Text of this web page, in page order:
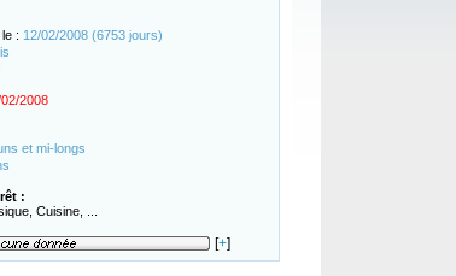
: 12/02/2008 (6753 jours)
2008
et mi-longs
:
Cuisine, ...
[+]